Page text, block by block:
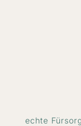
echte